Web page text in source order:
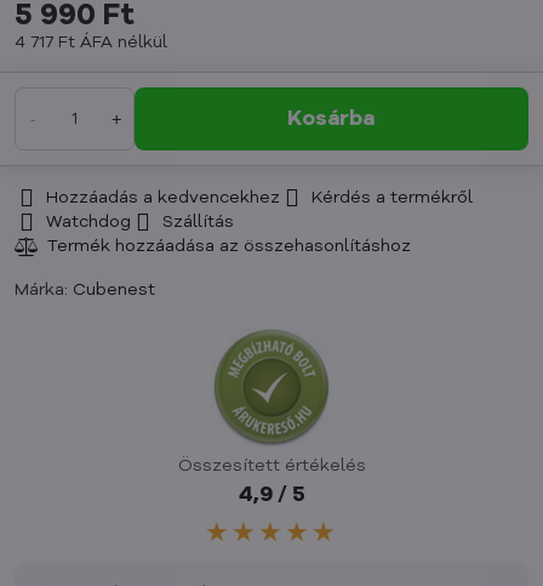
5 990 Ft
4 717 Ft ÁFA nélkül
Kosárba
Hozzáadás a kedvencekhez
Kérdés a termékről
Watchdog
Szállítás
Márka: Cubenest
Összesített értékelés
4,9 / 5
★★★★★